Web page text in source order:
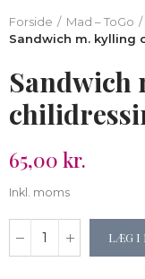
Forside
Mad – ToGo
Sandwich m. kylling
Sandwich
65,00 kr.
Inkl. moms
LÆG I